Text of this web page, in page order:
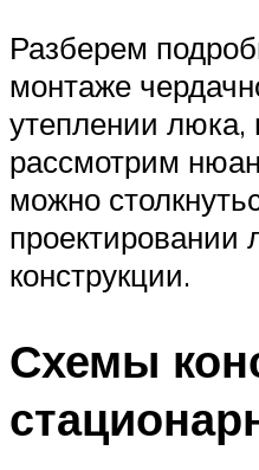
Разберем
монтаже
утеплении люка,
рассмотрим
можно
проектировании
конструкции.
Схемы